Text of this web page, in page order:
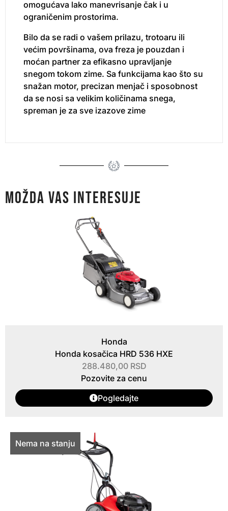
omogućava lako manevrisanje čak i u
ograničenim prostorima.
Bilo da se radi o vašem prilazu, trotoaru ili
većim površinama, ova freza je pouzdan i
moćan partner za efikasno upravljanje
snegom tokom zime. Sa funkcijama kao što su
snažan motor, precizan menjač i sposobnost
da se nosi sa velikim količinama snega,
spreman je za sve izazove zime
MOŽDA VAS INTERESUJE
Honda
Honda kosačica HRD 536 HXE
288.480,00 RSD
Pozovite za cenu
Pogledajte
Nema na stanju